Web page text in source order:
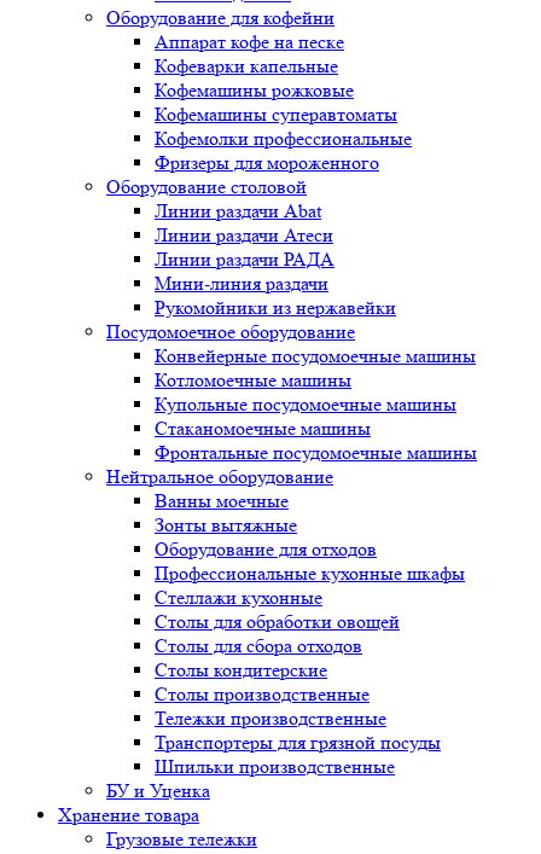
Оборудование для кофейни
Аппарат кофе на песке
Кофеварки капельные
Кофемашины рожковые
Кофемашины суперавтоматы
Кофемолки профессиональные
Фризеры для мороженного
Оборудование столовой
Линии раздачи Abat
Линии раздачи Атеси
Линии раздачи РАДА
Мини-линия раздачи
Рукомойники из нержавейки
Посудомоечное оборудование
Конвейерные посудомоечные машины
Котломоечные машины
Купольные посудомоечные машины
Стаканомоечные машины
Фронтальные посудомоечные машины
Нейтральное оборудование
Ванны моечные
Зонты вытяжные
Оборудование для отходов
Профессиональные кухонные шкафы
Стеллажи кухонные
Столы для обработки овощей
Столы для сбора отходов
Столы кондитерские
Столы производственные
Тележки производственные
Транспортеры для грязной посуды
Шпильки производственные
БУ и Уценка
Хранение товара
Грузовые тележки